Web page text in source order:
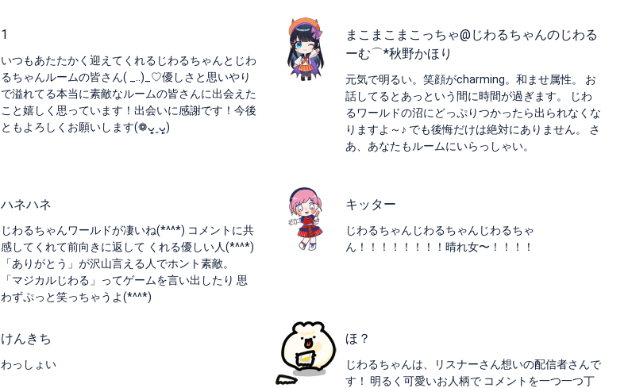
1
いつもあたたかく迎えてくれるじわるちゃんとじわ
るちゃんルームの皆さん( _..)_♡優しさと思いやり
で溢れてる本当に素敵なルームの皆さんに出会えた
こと嬉しく思っています！出会いに感謝です！今後
ともよろしくお願いします(❁ᴗ͈ˬᴗ͈)
まこまこまこっちゃ@じわるちゃんのじわる
ーむ⌒︎*秋野かほり
元気で明るい。笑顔がcharming。和ませ属性。 お
話してるとあっという間に時間が過ぎます。 じわ
るワールドの沼にどっぷりつかったら出られなくな
りますよ～♪ でも後悔だけは絶対にありません。 さ
あ、あなたもルームにいらっしゃい。
ハネハネ
じわるちゃんワールドが凄いね(*^^*) コメントに共
感してくれて前向きに返して くれる優しい人(*^^*)
「ありがとう」が沢山言える人でホント素敵。
「マジカルじわる」ってゲームを言い出したり 思
わずぷっと笑っちゃうよ(*^^*)
キッター
じわるちゃんじわるちゃんじわるちゃ
ん！！！！！！！！晴れ女〜！！！！
けんきち
わっしょい
ほ？
じわるちゃんは、リスナーさん想いの配信者さんで
す！ 明るく可愛いお人柄で コメントを一つ一つ丁